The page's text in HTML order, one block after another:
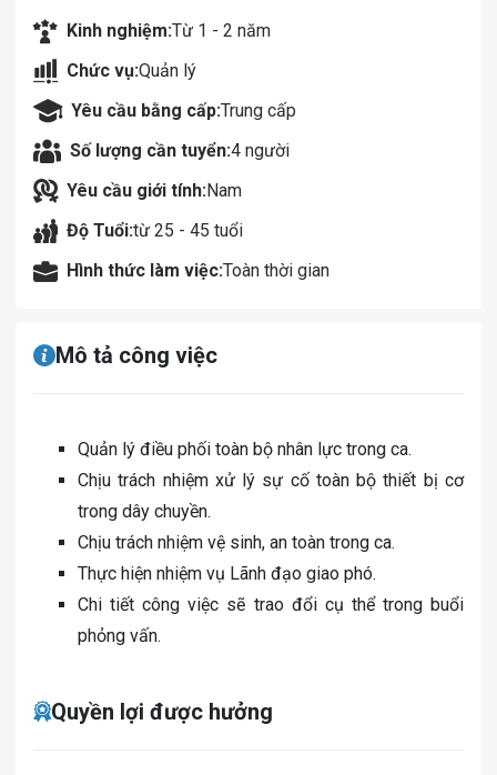
Kinh nghiệm:Từ 1 - 2 năm
Chức vụ:Quản lý
Yêu cầu bằng cấp:Trung cấp
Số lượng cần tuyển:4 người
Yêu cầu giới tính:Nam
Độ Tuổi:từ 25 - 45 tuổi
Hình thức làm việc:Toàn thời gian
Mô tả công việc
Quản lý điều phối toàn bộ nhân lực trong ca.
Chịu trách nhiệm xử lý sự cố toàn bộ thiết bị cơ
trong dây chuyền.
Chịu trách nhiệm vệ sinh, an toàn trong ca.
Thực hiện nhiệm vụ Lãnh đạo giao phó.
Chi tiết công việc sẽ trao đổi cụ thể trong buổi
phỏng vấn.
Quyền lợi được hưởng